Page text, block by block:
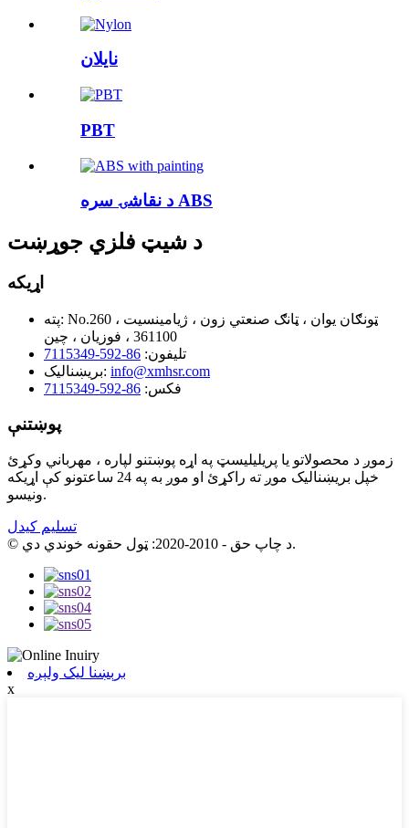
نایلان
PBT
د نقاشۍ سره ABS
د شیټ فلزي جوړښت
اړیکه
پته: No.260 ټونګان یوان ، ټانګ صنعتي زون ، ژیامینسیت ،
361100 ، فوزیان ، چین
تلیفون: 86-592-7115349
بریښنالیک: info@xmhsr.com
فکس: 86-592-7115349
پوښتنې
زموږ د محصولاتو یا پریلیلیسټ په اړه پوښتنو لپاره ، مهرباني وکړئ
خپل بریښنالیک موږ ته راکړئ او موږ به په 24 ساعتونو کې اړیکه
ونیسو.
تسلیم کیدل
© د چاپ حق - 2010-2020: ټول حقونه خوندي دي.
برېښنا لیک ولېږه
x